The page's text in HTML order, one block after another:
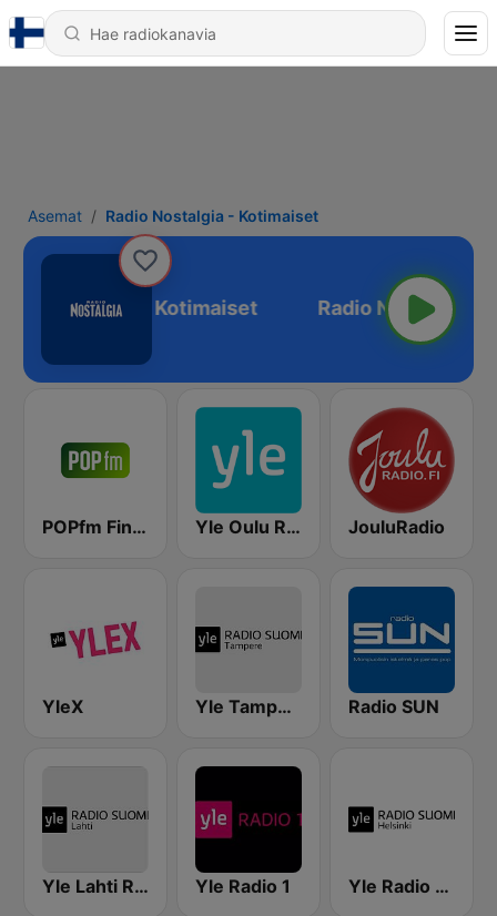
Asemat Radio Nostalgia - Kotimaiset
Nostalgia - Kotimaiset
POPfm Finland Yle Oulu Radio JouluRadio
YleX Yle Tampere Radio Radio SUN
Yle Lahti Radio Suomi Yle Radio 1 Yle Radio Suomi Helsinki